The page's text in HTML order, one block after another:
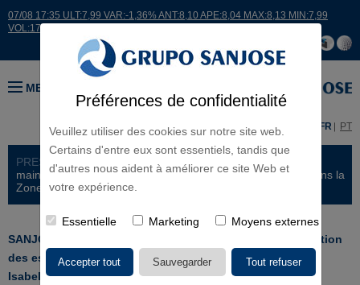
Préférences de confidentialité
Veuillez utiliser des cookies sur notre site web.
Certains d'entre eux sont essentiels, tandis que
d'autres nous aident à améliorer ce site Web et
votre expérience.
Essentielle Marketing Moyens externes
07/08 17:35 ULT:7,99 VAR:-1,36% ANT:8,10 APE:8,04 MAX:8,13 MIN:7,99
VOL:17664
MENU
ES FR PT
PRESS ROOM > NEWS
> SANJOSE réalisera le service de
maintenance et amélioration des espaces verts existants dans la
Zone H du Canal de Isabel II à Madrid
SANJOSE réalisera le service de maintenance et amélioration
des espaces verts existants dans la Zone H du Canal de
Isabel II à Madrid